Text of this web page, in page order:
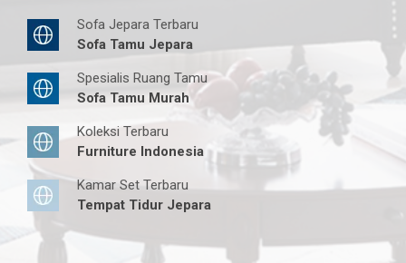
Sofa Jepara Terbaru
Sofa Tamu Jepara
Spesialis Ruang Tamu
Sofa Tamu Murah
Koleksi Terbaru
Furniture Indonesia
Kamar Set Terbaru
Tempat Tidur Jepara